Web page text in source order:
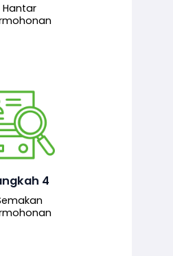
Hantar
4
menyemak
dikemukakan. Jika
adalah lengkap dan
pelulus untuk
seterusnya.